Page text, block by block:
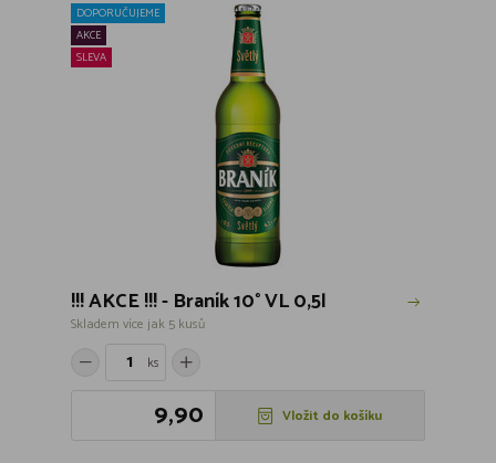
DOPORUČUJEME
AKCE
SLEVA
!!! AKCE !!! - Braník 10° VL 0,5l
Skladem více jak 5 kusů
ks
9,90 Vložit do košíku